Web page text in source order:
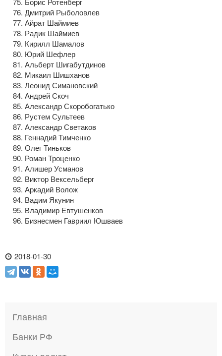
Дмитрий Рыболовлев
Айрат Шаймиев
Радик Шаймиев
Кирилл Шамалов
Юрий Шефлер
Альберт Шигабутдинов
Микаил Шишханов
Леонид Симановский
Андрей Скоч
Александр Скоробогатько
Рустем Сультеев
Александр Светаков
Геннадий Тимченко
Олег Тиньков
Роман Троценко
Алишер Усманов
Виктор Вексельберг
Аркадий Волож
Вадим Якунин
Владимир Евтушенков
Бизнесмен Гавриил Юшваев
2018-01-30
Главная
Банки РФ